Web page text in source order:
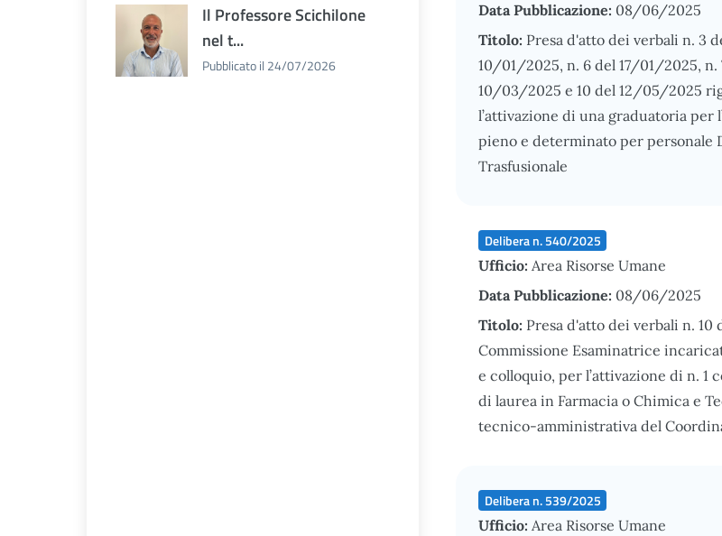
Il Professore Scichilone
nel t...
Pubblicato il 24/07/2026
Data Pubblicazione: 08/06/2025
Titolo: Presa d'atto dei verbali n. 3
10/01/2025, n. 6 del 17/01/2025,
10/03/2025 e 10 del 12/05/2025
l’attivazione di una graduatoria
pieno e determinato per
Trasfusionale
Delibera n. 540/2025
Ufficio: Area Risorse Umane
Data Pubblicazione: 08/06/2025
Titolo: Presa d'atto dei verbali n.
Commissione Esaminatrice
e colloquio, per l’attivazione di n. 1
di laurea in Farmacia o Chimica e
tecnico-amministrativa del
Delibera n. 539/2025
Ufficio: Area Risorse Umane